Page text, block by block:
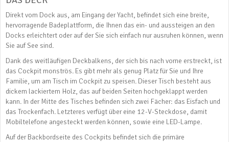
Direkt vom Dock aus, am Eingang der Yacht, befindet sich eine breite,
hervorragende Badeplattform, die Ihnen das ein- und aussteigen an den
Docks erleichtert oder auf der Sie sich einfach nur ausruhen können, wenn
Sie auf See sind.
Dank des weitläufigen Deckbalkens, der sich bis nach vorne erstreckt, ist
das Cockpit monströs. Es gibt mehr als genug Platz für Sie und Ihre
Familie, um am Tisch im Cockpit zu speisen. Dieser Tisch besteht aus
dickem lackiertem Holz, das auf beiden Seiten hochgeklappt werden
kann. In der Mitte des Tisches befinden sich zwei Fächer: das Eisfach und
das Trockenfach. Letzteres verfügt über eine 12-V-Steckdose, damit
Mobiltelefone angesteckt werden können, sowie eine LED-Lampe.
Auf der Backbordseite des Cockpits befindet sich die primäre